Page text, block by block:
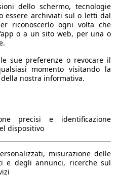
kW (75 PS)
km/h
nm
ccm
4360 mm
1850 mm
dello schermo, tecnologie
essere archiviati sul o letti dal
riconoscerlo ogni volta che
o a un sito web, per una o
sue preferenze o revocare il
momento visitando la
nostra informativa.
precisi e identificazione
dispositivo
misurazione delle
e degli annunci, ricerche sul